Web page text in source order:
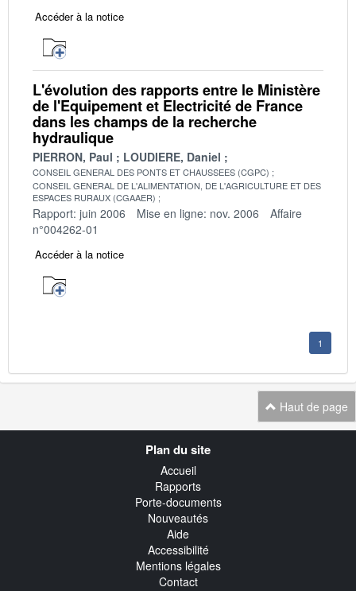
Accéder à la notice
L'évolution des rapports entre le Ministère
de l'Equipement et Electricité de France
dans les champs de la recherche
hydraulique
PIERRON, Paul LOUDIERE, Daniel
CONSEIL GENERAL DES PONTS ET CHAUSSEES (CGPC)
CONSEIL GENERAL DE L'ALIMENTATION, DE L'AGRICULTURE ET DES
ESPACES RURAUX (CGAAER)
Rapport: juin 2006 Mise en ligne: nov. 2006
Affaire
n°004262-01
Accéder à la notice
1
Haut de page
Plan du site
Accueil
Rapports
Porte-documents
Nouveautés
Aide
Accessibilité
Mentions légales
Contact